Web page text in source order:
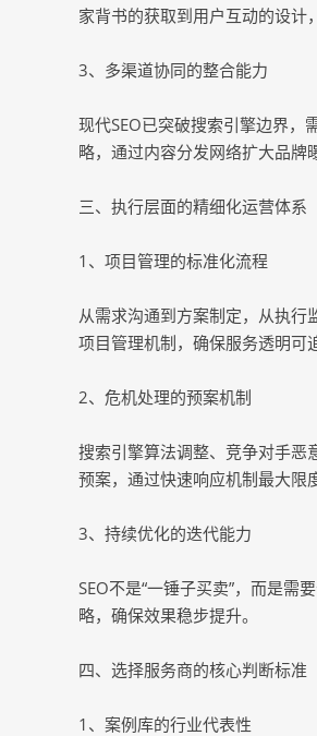
家背书的获取到用户互动的设计
3、多渠道协同的整合能力
现代SEO已突破搜索引擎边界，
略，通过内容分发网络扩大品牌
三、执行层面的精细化运营体系
1、项目管理的标准化流程
从需求沟通到方案制定，从执行
项目管理机制，确保服务透明可
2、危机处理的预案机制
搜索引擎算法调整、竞争对手恶
预案，通过快速响应机制最大限
3、持续优化的迭代能力
SEO不是“一锤子买卖”，而是
略，确保效果稳步提升。
四、选择服务商的核心判断标准
1、案例库的行业代表性